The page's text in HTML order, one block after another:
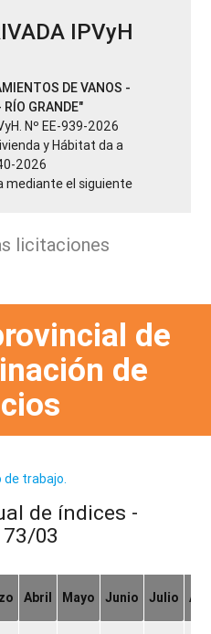
IPVyH
DE VANOS -
GRANDE"
Nº EE-939-2026
y Hábitat da a
2026
mediante el siguiente
licitaciones
de
de
de trabajo.
de índices -
03
Abril Mayo Junio Julio